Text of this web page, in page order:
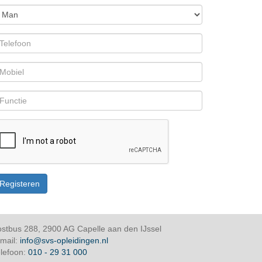
288, 2900 AG Capelle aan den IJssel
info@svs-opleidingen.nl
010 - 29 31 000